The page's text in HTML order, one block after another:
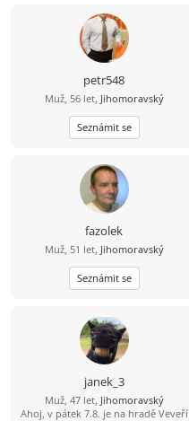
petr548
Muž, 56 let, Jihomoravský
Seznámit se
fazolek
Muž, 51 let, Jihomoravský
Seznámit se
janek_3
Muž, 47 let, Jihomoravský
Ahoj, v pátek 7.8. je na hradě Veveří